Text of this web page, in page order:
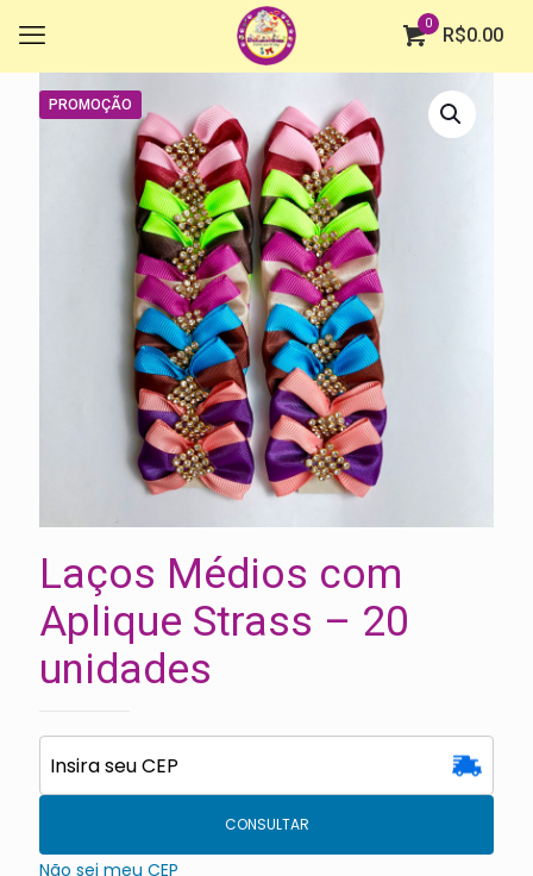
0
R$0.00
PROMOÇÃO
Laços Médios com
Aplique Strass – 20
unidades
CONSULTAR
Não sei meu CEP